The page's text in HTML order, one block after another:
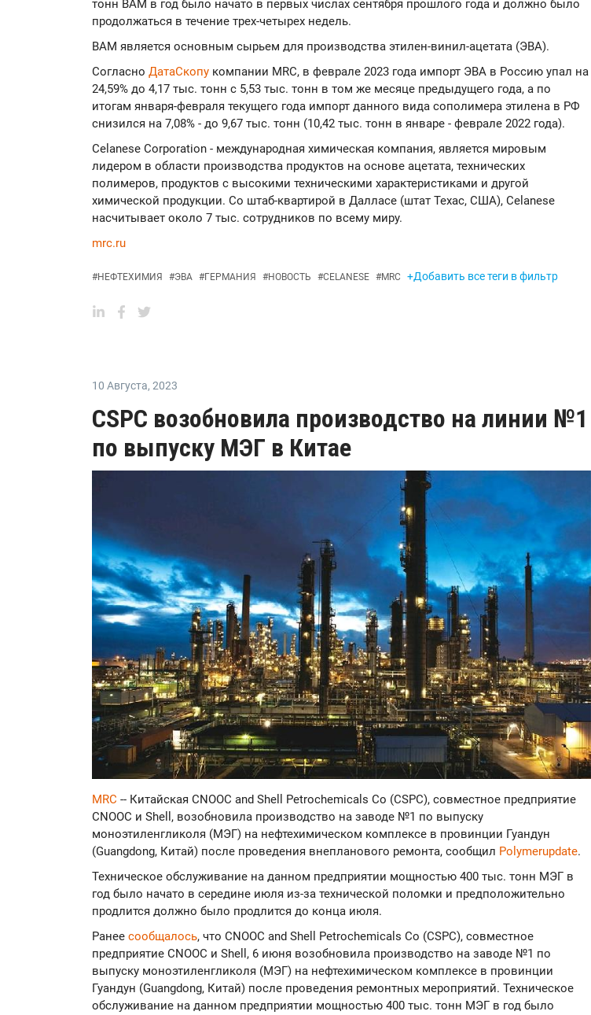
тонн ВАМ в год было начато в первых числах сентября прошлого года и должно было
продолжаться в течение трех-четырех недель.
ВАМ является основным сырьем для производства этилен-винил-ацетата (ЭВА).
Согласно ДатаСкопу компании MRC, в феврале 2023 года импорт ЭВА в Россию упал на
24,59% до 4,17 тыс. тонн с 5,53 тыс. тонн в том же месяце предыдущего года, а по
итогам января-февраля текущего года импорт данного вида сополимера этилена в РФ
снизился на 7,08% - до 9,67 тыс. тонн (10,42 тыс. тонн в январе - феврале 2022 года).
Celanese Corporation - международная химическая компания, является мировым
лидером в области производства продуктов на основе ацетата, технических
полимеров, продуктов с высокими техническими характеристиками и другой
химической продукции. Со штаб-квартирой в Далласе (штат Техас, США), Celanese
насчитывает около 7 тыс. сотрудников по всему миру.
mrc.ru
#НЕФТЕХИМИЯ #ЭВА #ГЕРМАНИЯ #НОВОСТЬ #CELANESE #MRC +Добавить все теги в фильтр
10 Августа, 2023
CSPC возобновила производство на линии №1
по выпуску МЭГ в Китае
MRC -- Китайская CNOOC and Shell Petrochemicals Co (CSPC), совместное предприятие
CNOOC и Shell, возобновила производство на заводе №1 по выпуску
моноэтиленгликоля (МЭГ) на нефтехимическом комплексе в провинции Гуандун
(Guangdong, Китай) после проведения внепланового ремонта, сообщил Polymerupdate.
Техническое обслуживание на данном предприятии мощностью 400 тыс. тонн МЭГ в
год было начато в середине июля из-за технической поломки и предположительно
продлится должно было продлится до конца июля.
Ранее сообщалось, что CNOOC and Shell Petrochemicals Co (CSPC), совместное
предприятие CNOOC и Shell, 6 июня возобновила производство на заводе №1 по
выпуску моноэтиленгликоля (МЭГ) на нефтехимическом комплексе в провинции
Гуандун (Guangdong, Китай) после проведения ремонтных мероприятий. Техническое
обслуживание на данном предприятии мощностью 400 тыс. тонн МЭГ в год было